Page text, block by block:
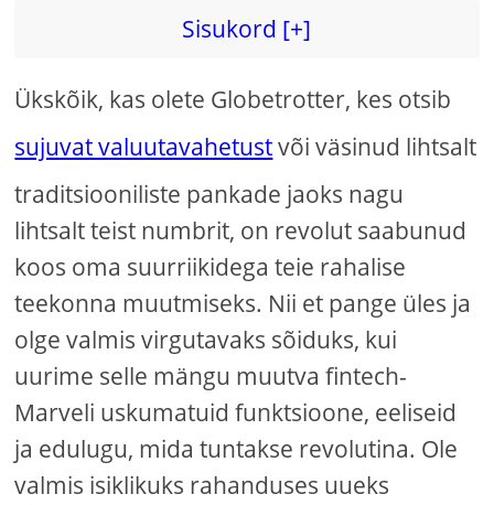
Sisukord [+]
Ükskõik, kas olete Globetrotter, kes otsib
sujuvat valuutavahetustvõi väsinud lihtsalt
traditsiooniliste pankade jaoks nagu
lihtsalt teist numbrit, on revolut saabunud
koos oma suurriikidega teie rahalise
teekonna muutmiseks. Nii et pange üles ja
olge valmis virgutavaks sõiduks, kui
uurime selle mängu muutva fintech-
Marveli uskumatuid funktsioone, eeliseid
ja edulugu, mida tuntakse revolutina. Ole
valmis isiklikuks rahanduses uueks